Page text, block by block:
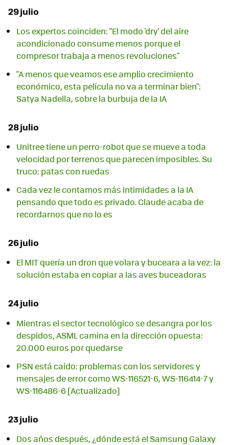
29 julio
Los expertos coinciden: "El modo 'dry' del aire
acondicionado consume menos porque el
compresor trabaja a menos revoluciones"
"A menos que veamos ese amplio crecimiento
económico, esta película no va a terminar bien":
Satya Nadella, sobre la burbuja de la IA
28 julio
Unitree tiene un perro-robot que se mueve a toda
velocidad por terrenos que parecen imposibles. Su
truco: patas con ruedas
Cada vez le contamos más intimidades a la IA
pensando que todo es privado. Claude acaba de
recordarnos que no lo es
26 julio
El MIT quería un dron que volara y buceara a la vez: la
solución estaba en copiar a las aves buceadoras
24 julio
Mientras el sector tecnológico se desangra por los
despidos, ASML camina en la dirección opuesta:
20.000 euros por quedarse
PSN está caído: problemas con los servidores y
mensajes de error como WS-116521-6, WS-116414-7 y
WS-116486-6 [Actualizado]
23 julio
Dos años después, ¿dónde está el Samsung Galaxy